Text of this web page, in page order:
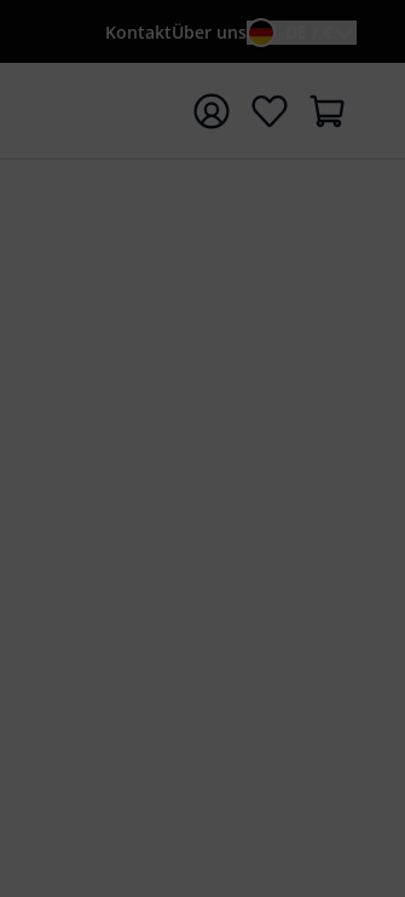
KontaktÜber uns
starten